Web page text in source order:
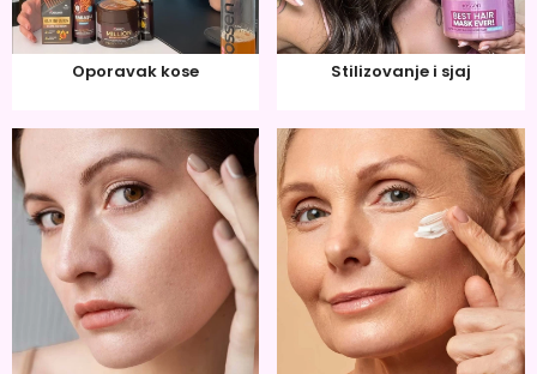
Oporavak kose Stilizovanje i sjaj